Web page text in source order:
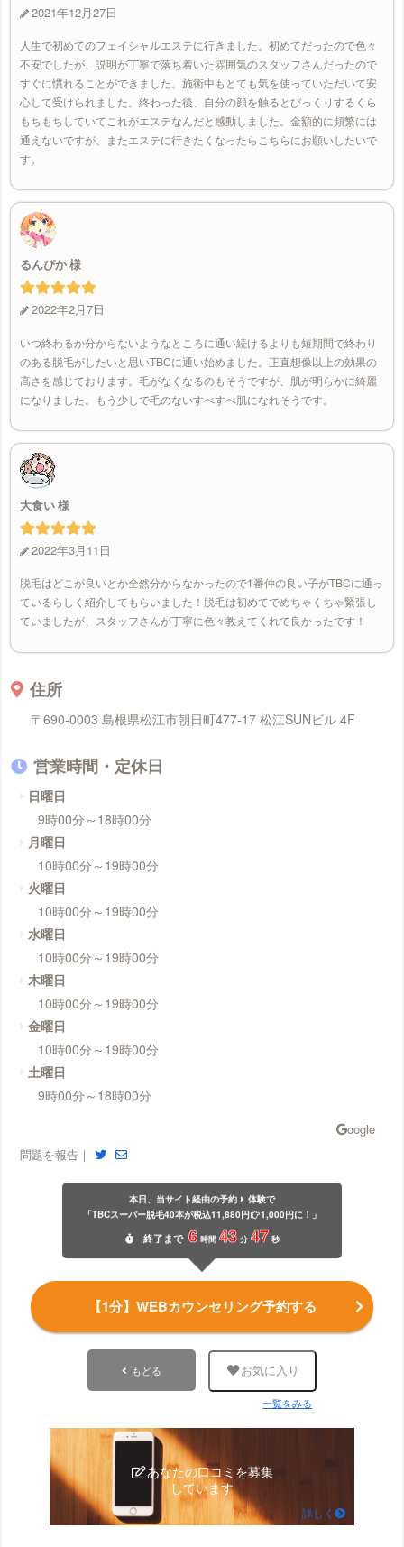
2021年12月27日
人生で初めてのフェイシャルエステに行きました。初めてだったので色々
不安でしたが、説明が丁寧で落ち着いた雰囲気のスタッフさんだったので
すぐに慣れることができました。施術中もとても気を使っていただいて安
心して受けられました。終わった後、自分の顔を触るとびっくりするくら
もちもちしていてこれがエステなんだと感動しました。金額的に頻繁には
通えないですが、またエステに行きたくなったらこちらにお願いしたいで
す。
るんぴか
2022年2月7日
いつ終わるか分からないようなところに通い続けるよりも短期間で終わり
のある脱毛がしたいと思いTBCに通い始めました。正直想像以上の効果の
高さを感じております。毛がなくなるのもそうですが、肌が明らかに綺麗
になりました。もう少しで毛のないすべすべ肌になれそうです。
大食い
2022年3月11日
脱毛はどこが良いとか全然分からなかったので1番仲の良い子がTBCに通っ
ているらしく紹介してもらいました！脱毛は初めてでめちゃくちゃ緊張し
ていましたが、スタッフさんが丁寧に色々教えてくれて良かったです！
住所
〒690-0003 島根県松江市朝日町477‐17 松江SUNビル 4F
営業時間・定休日
日曜日
9時00分～18時00分
月曜日
10時00分～19時00分
火曜日
10時00分～19時00分
水曜日
10時00分～19時00分
木曜日
10時00分～19時00分
金曜日
10時00分～19時00分
土曜日
9時00分～18時00分
問題を報告｜
本日、当サイト経由の予約
体験で
「TBCスーパー脱毛40本が税込11,880円
1,000円に！」
終了 まで 6 時間 43 分 46 秒
【1分】WEBカウンセリング予約する
もどる お気に入り
一覧をみる
あなたの口コミを募集
しています
詳しく